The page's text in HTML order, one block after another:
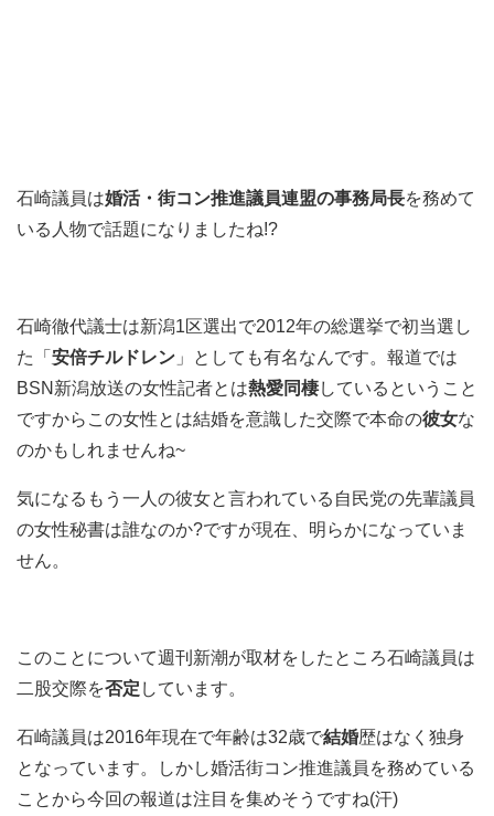
石崎議員は婚活・街コン推進議員連盟の事務局長を務めて
いる人物で話題になりましたね!?
石崎徹代議士は新潟1区選出で2012年の総選挙で初当選し
た「 安倍チルドレン 」としても有名なんです。報道では
BSN新潟放送の女性記者とは熱愛同棲しているということ
ですからこの女性とは結婚を意識した交際で本命の彼女な
のかもしれませんね~
気になるもう一人の彼女と言われている自民党の先輩議員
の女性秘書は誰なのか?ですが現在、明らかになっていま
せん。
このことについて週刊新潮が取材をしたところ石崎議員は
二股交際を否定 しています。
石崎議員は2016年現在で年齢は32歳で結婚歴はなく独身
となっています。しかし婚活街コン推進議員を務めている
ことから今回の報道は注目を集めそうですね(汗)